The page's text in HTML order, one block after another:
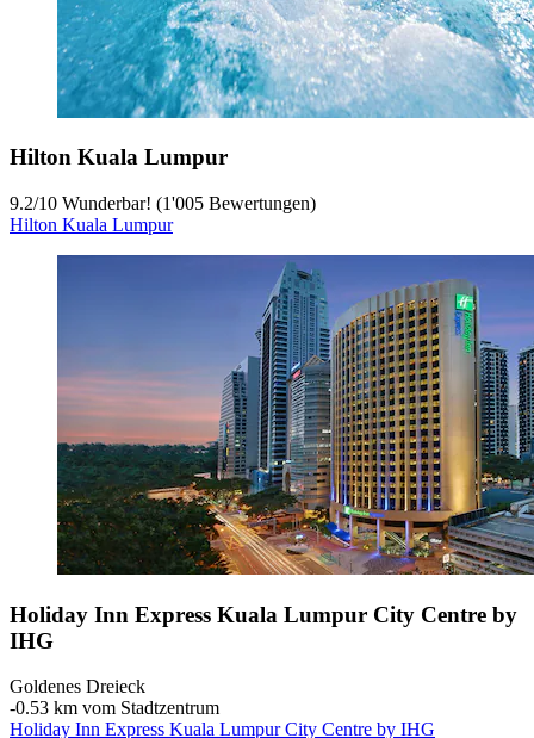
Hilton Kuala Lumpur
9.2/10 Wunderbar! (1'005 Bewertungen)
Hilton Kuala Lumpur
Holiday Inn Express Kuala Lumpur City Centre by
IHG
Goldenes Dreieck
‐0.53 km vom Stadtzentrum
Holiday Inn Express Kuala Lumpur City Centre by IHG